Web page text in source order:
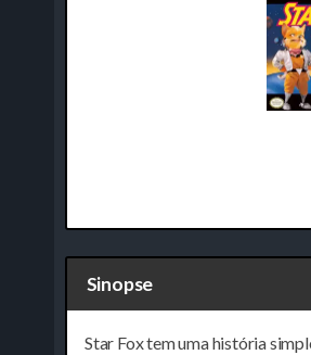
Sinopse
Star Fox tem uma história